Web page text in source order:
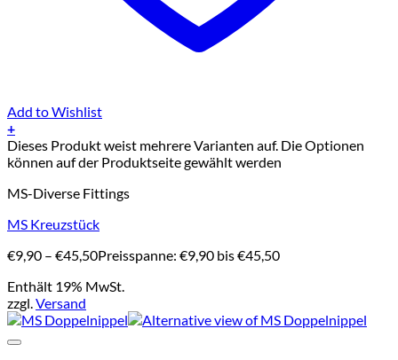
Add to Wishlist
+
Dieses Produkt weist mehrere Varianten auf. Die Optionen
können auf der Produktseite gewählt werden
MS-Diverse Fittings
MS Kreuzstück
€9,90 – €45,50Preisspanne: €9,90 bis €45,50
Enthält 19% MwSt.
zzgl.Versand